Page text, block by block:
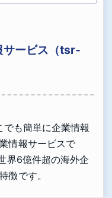
サービス（tsr-
も簡単に企業情報
情報サービスで
界6億件超の海外企
徴です。